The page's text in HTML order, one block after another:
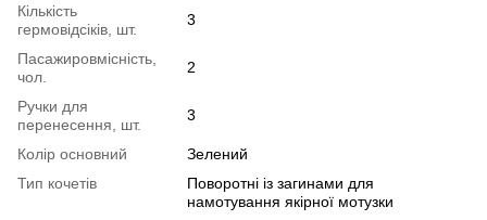
Кількість
гермовідсіків, шт.
3
Пасажировмісність,
чол.
2
Ручки для
перенесення, шт.
3
Колір основний
Зелений
Тип кочетiв
Поворотні із загинами для
намотування якірної мотузки